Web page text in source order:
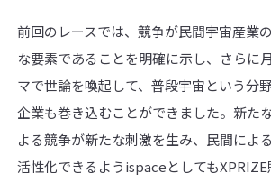
前回のレースでは、競争が民間宇宙産業
な要素であることを明確に示し、さらに
マで世論を喚起して、普段宇宙という分
企業も巻き込むことができました。新た
よる競争が新たな刺激を生み、民間によ
活性化できるようispaceとしても